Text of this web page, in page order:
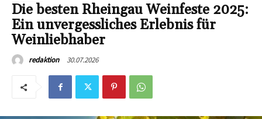
Die besten Rheingau Weinfeste 2025:
Ein unvergessliches Erlebnis für
Weinliebhaber
redaktion 30.07.2026